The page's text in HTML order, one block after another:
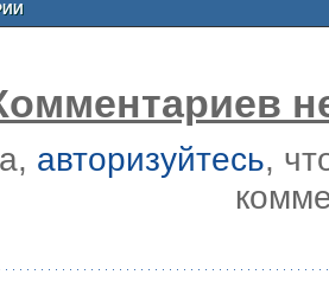
авторизуйтесь,